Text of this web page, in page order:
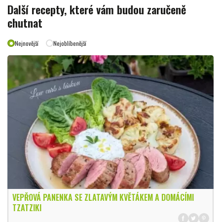
Další recepty, které vám budou zaručeně
chutnat
Nejnovější Nejoblíbenější
VEPŘOVÁ PANENKA SE ZLATAVÝM KVĚTÁKEM A DOMÁCÍMI
TZATZIKI